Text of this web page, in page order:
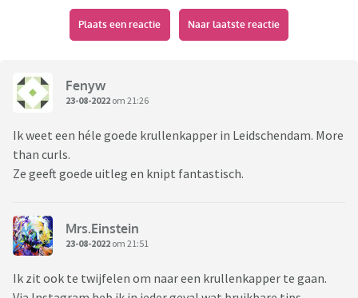
Plaats een reactie Naar laatste reactie
Fenyw
23-08-2022 om 21:26
Ik weet een héle goede krullenkapper in Leidschendam. More
than curls.
Ze geeft goede uitleg en knipt fantastisch.
Mrs.Einstein
23-08-2022 om 21:51
Ik zit ook te twijfelen om naar een krullenkapper te gaan.